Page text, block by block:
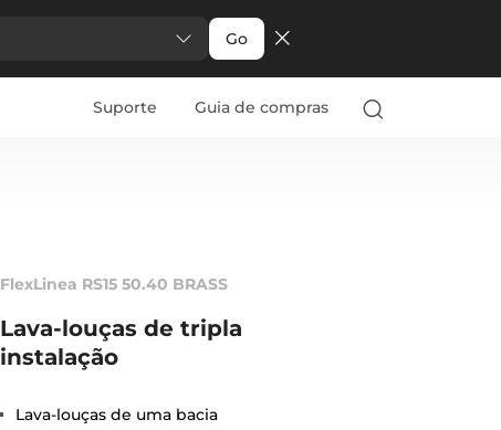
Go
Suporte Guia de compras
FlexLinea RS15 50.40 BRASS
Lava-louças de tripla
instalação
Lava-louças de uma bacia